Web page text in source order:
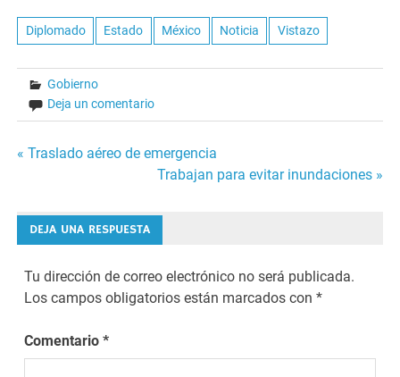
Diplomado Estado México Noticia Vistazo
Gobierno
Deja un comentario
Navegación
entradas
« Traslado aéreo de emergencia
Trabajan para evitar inundaciones »
DEJA UNA RESPUESTA
Tu dirección de correo electrónico no será publicada.
Los campos obligatorios están marcados con*
Comentario*